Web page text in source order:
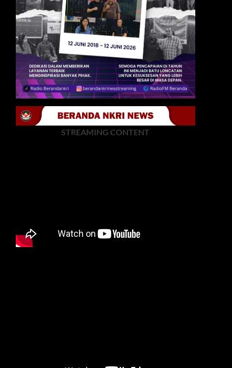
STREAMING CONTENT